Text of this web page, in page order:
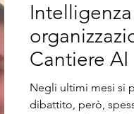
Cantiere
Negli ultimi mesi si
dibattito, però,